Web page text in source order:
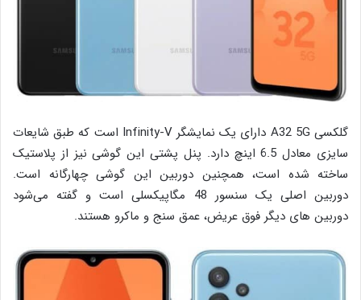
گلکسی A32 5G دارای یک نمایشگر Infinity-V است که طبق شایعات
سایزی معادل 6.5 اینچ دارد. پنل پشتی این گوشی نیز از پلاستیک
ساخته شده است، همچنین دوربین این گوشی چهارگانه است.
دوربین اصلی یک سنسور 48 مگاپیکسلی است و گفته می‌شود
دوربین های دیگر فوق عریض، عمق سنج و ماکرو هستند.